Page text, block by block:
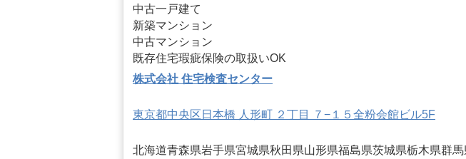
中古一戸建て
新築マンション
中古マンション
既存住宅瑕疵保険の取扱いOK
株式会社 住宅検査センター
東京都中央区日本橋 人形町 ２丁目 ７−１５全粉会館ビル5F
北海道青森県岩手県宮城県秋田県山形県福島県茨城県栃木県群馬